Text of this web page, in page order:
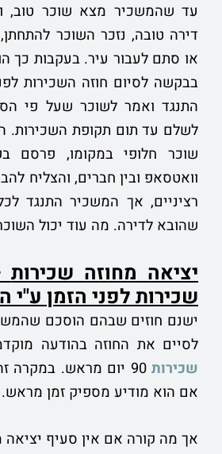
עד שהמשכיר מצא שוכר טוב,
דירה טובה, נזכר השוכר
או סתם לעבור עיר. בעקבות כך
בבקשה לסיום חוזה השכירות
התנגד ואמר לשוכר שעל פי
לשלם עד תום תקופת השכירות.
שוכר חלופי במקומו, פרסם
וואטסאפ ובין חברים, והצליח
רציניים, אך המשכיר התנגד
שהובא לדירה. מה עוד יכול
יציאה מחוזה שכירות
שכירותלפני הזמןע"י
ישנם חוזים שבהם הוסכם
לסיים את החוזה בהודעה
שכירות
90 יום מראש. במקרה
אם הוא מודיע מספיק זמן מראש.
אך מה קורה אם אין סעיף יציאה